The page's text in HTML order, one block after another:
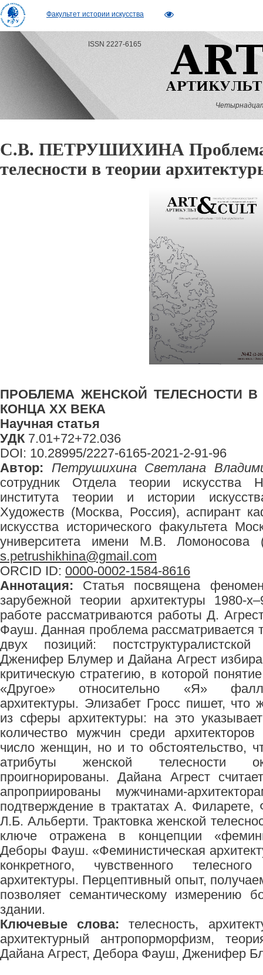
Факультет истории искусства
ISSN 2227-6165
С.В. ПЕТРУШИХИНА Проблема
телесности в теории
ПРОБЛЕМА ЖЕНСКОЙ ТЕЛЕСНОСТИ В
КОНЦА XX ВЕКА
Научная статья
УДК7.01+72+72.036
DOI: 10.28995/2227-6165-2021-2-91-96
Автор: Петрушихина Светлана
сотрудник Отдела теории искусства
института теории и истории
Художеств (Москва, Россия), аспирант
искусства исторического факультета
университета имени М.В. Ломоносова
s.petrushikhina@gmail.com
ORCID ID: 0000-0002-1584-8616
Аннотация: Статья посвящена
зарубежной теории архитектуры
работе рассматриваются работы Д.
Фауш. Данная проблема рассматривается
двух позиций:
Дженифер Блумер и Дайана Агрест
критическую стратегию, в которой
«Другое» относительно «Я»
архитектуры. Элизабет Гросс пишет,
из сферы архитектуры: на это
количество мужчин среди архитекторов
число женщин, но и то обстоятельство,
атрибуты женской телесности
проигнорированы. Дайана Агрест
апроприированы мужчинами-
подтверждение в трактатах А.
Л.Б. Альберти. Трактовка женской
ключе отражена в концепции
Деборы Фауш. «Феминистическая
конкретного, чувственного
архитектуры. Перцептивный опыт,
позволяет семантическому измерению
здании.
Ключевые слова: телесность,
архитектурный антропорморфизм,
Дайана Агрест, Дебора Фауш, Дженифер